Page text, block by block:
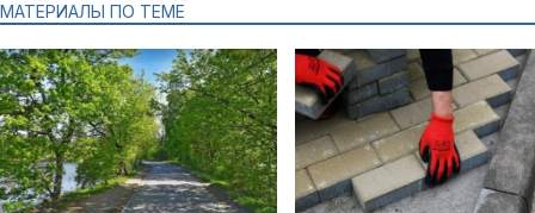
МАТЕРИАЛЫ ПО ТЕМЕ